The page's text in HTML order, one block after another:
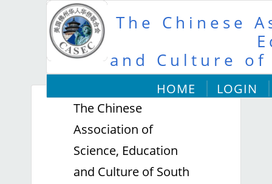
The Chinese
and Culture of
HOME
LOGIN
The Chinese
Association of
Science, Education
and Culture of South